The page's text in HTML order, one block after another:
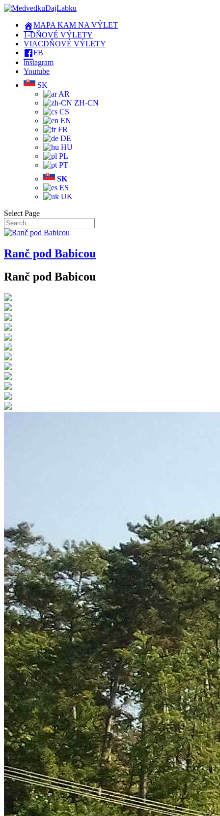
MAPA KAM NA VÝLET
1-DŇOVÉ VÝLETY
VIACDŇOVÉ VÝLETY
FB
instagram
Youtube
SK
AR
ZH-CN
CS
EN
FR
DE
HU
PL
PT
SK
ES
UK
Select Page
Ranč pod Babicou
Ranč pod Babicou